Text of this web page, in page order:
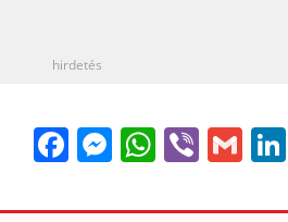
hirdetés
FacebookViber